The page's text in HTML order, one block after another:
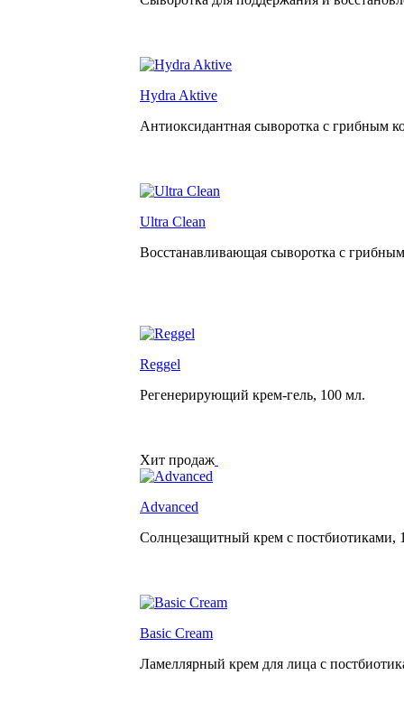
Hydra Aktive
Антиоксидантная сыворотка с грибным
Ultra Clean
Восстанавливающая сыворотка с
Reggel
Регенерирующий крем-гель, 100 мл.
Хит продаж
Advanced
Солнцезащитный крем с постбиотиками,
Basic Cream
Ламеллярный крем для лица с